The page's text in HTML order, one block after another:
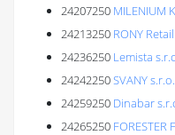
24207250 MILENIUM
24213250 RONY
24236250 Lemista
24242250SVANY s.r.o.
24259250 Dinabar
24265250 FORESTER